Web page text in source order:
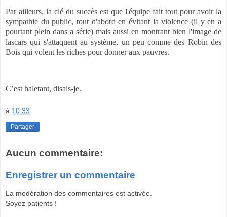
Par ailleurs, la clé du succès est que l'équipe fait tout pour avoir la
sympathie du public, tout d'abord en évitant la violence (il y en a
pourtant plein dans a série) mais aussi en montrant bien l'image de
lascars qui s'attaquent au système, un peu comme des Robin des
Bois qui volent les riches pour donner aux pauvres.
C’est haletant, disais-je.
à 10:33
Partager
Aucun commentaire:
Enregistrer un commentaire
La modération des commentaires est activée.
Soyez patients !